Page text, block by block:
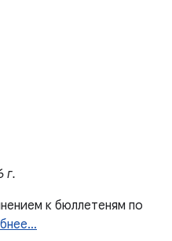
г.
к бюллетеням по